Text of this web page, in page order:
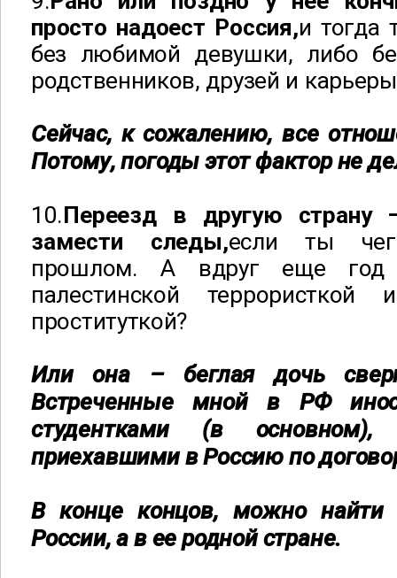
просто надоест Россия,и тогда
без любимой девушки, либо
родственников, друзей и
Сейчас, к сожалению, все
Потому, погоды этот фактор не
10.Переезд в другую страну
замести следы,если ты
прошлом. А вдруг еще год
палестинской террористкой
проституткой?
Или она – беглая дочь
Встреченные мной в РФ
студентками (в основном),
приехавшими в Россию по
В конце концов, можно
России, а в ее родной стране.